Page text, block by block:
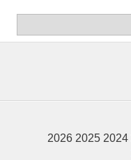
2026 2025 2024